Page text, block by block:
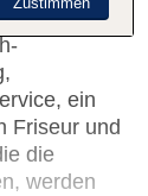
den
ein
Friseur und
die
werden